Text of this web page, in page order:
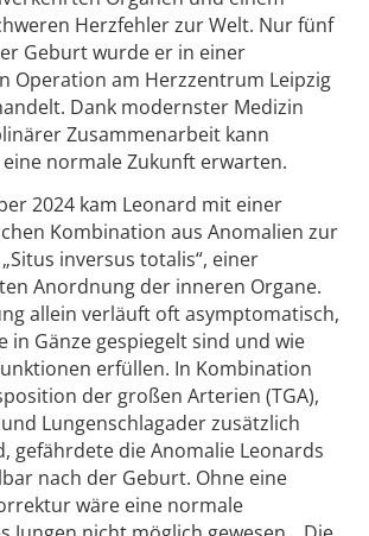
Herzfehler zur Welt. Nur fünf
Geburt wurde er in einer
Operation am Herzzentrum Leipzig
Dank modernster Medizin
Zusammenarbeit kann
normale Zukunft erwarten.
2024 kam Leonard mit einer
Kombination aus Anomalien zur
inversus totalis“, einer
Anordnung der inneren Organe.
allein verläuft oft asymptomatisch,
in Gänze gespiegelt sind und wie
erfüllen. In Kombination
der großen Arterien (TGA),
Lungenschlagader zusätzlich
gefährdete die Anomalie Leonards
nach der Geburt. Ohne eine
wäre eine normale